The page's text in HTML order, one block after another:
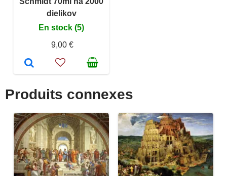
dielikov
En stock (5)
9,00 €
Produits connexes